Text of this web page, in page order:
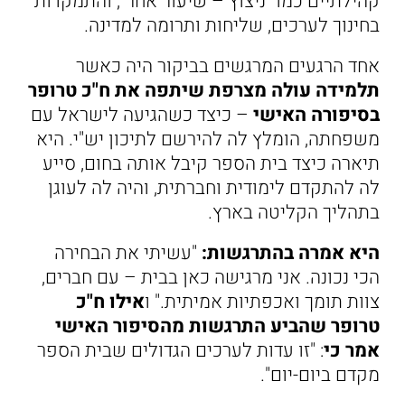
בחינוך לערכים, שליחות ותרומה למדינה.
אחד הרגעים המרגשים בביקור היה כאשר
תלמידה עולה מצרפת שיתפה את ח"כ טרופר
בסיפורה האישי– כיצד כשהגיעה לישראל עם
משפחתה, הומלץ לה להירשם לתיכון יש"י. היא
תיארה כיצד בית הספר קיבל אותה בחום, סייע
לה להתקדם לימודית וחברתית, והיה לה לעוגן
בתהליך הקליטה בארץ.
היא אמרה בהתרגשות: "עשיתי את הבחירה
הכי נכונה. אני מרגישה כאן בבית – עם חברים,
צוות תומך ואכפתיות אמיתית." ואילו ח"כ
טרופר שהביע התרגשות מהסיפור האישי
אמר כי: "זו עדות לערכים הגדולים שבית הספר
מקדם ביום-יום".